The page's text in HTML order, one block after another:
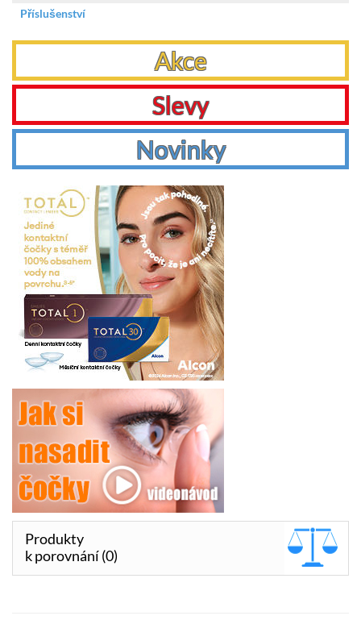
Příslušenství
Akce
Slevy
Novinky
Produkty
k porovnání (0)